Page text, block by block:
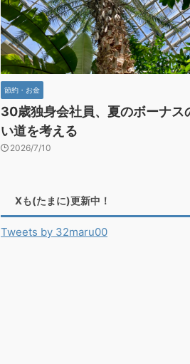
節約・お金
30歳独身会社員、夏のボーナス
い道を考える
2026/7/10
Xも(たまに)更新中！
Tweets by 32maru00